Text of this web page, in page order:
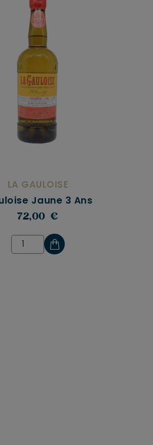
LA GAULOISE
Jaune 3 Ans
72,00 €